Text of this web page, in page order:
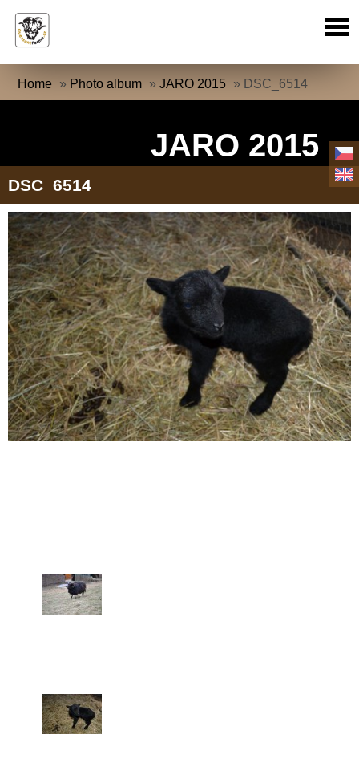
Home » Photo album »JARO 2015 » DSC_6514
JARO 2015
DSC_6514